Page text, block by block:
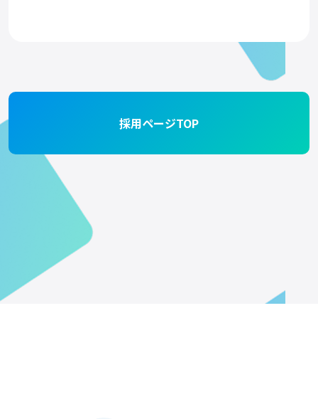
採用ページTOP